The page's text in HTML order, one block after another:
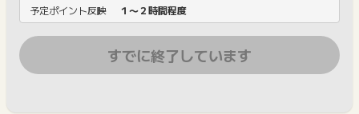
予定ポイント反映
１〜２時間程度
すでに終了しています